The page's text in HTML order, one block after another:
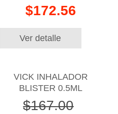
$172.56
Ver detalle
VICK INHALADOR
BLISTER 0.5ML
$167.00